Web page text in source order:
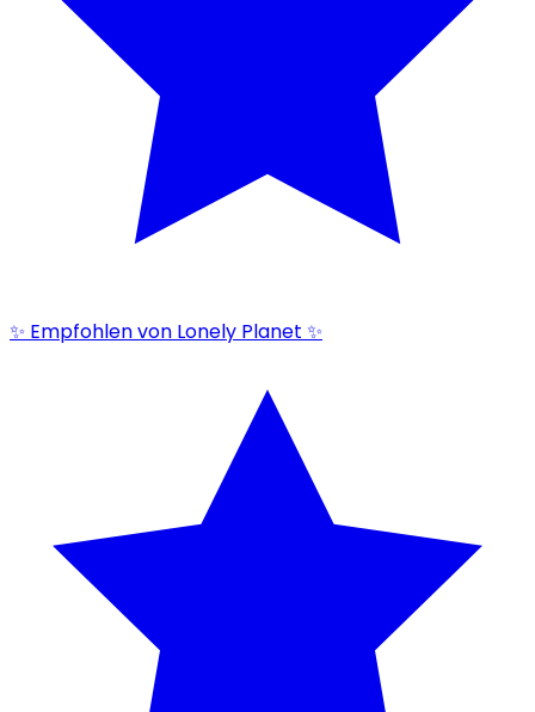
✨ Empfohlen von Lonely Planet ✨